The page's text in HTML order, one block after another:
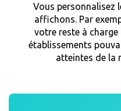
Vous personnalisez
affichons. Par
votre reste à
établissements
atteintes de la